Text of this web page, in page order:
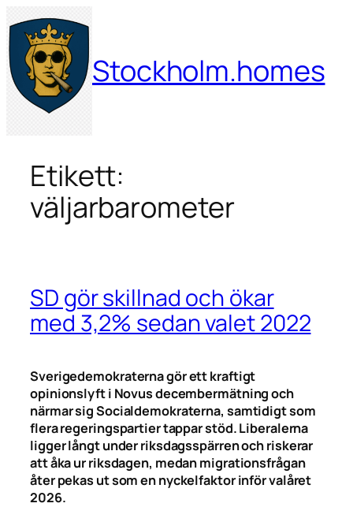
Hoppa
till
innehåll
Stockholm.homes
Etikett:
väljarbarometer
SD gör skillnad och ökar
med 3,2% sedan valet 2022
Sverigedemokraterna gör ett kraftigt
opinionslyft i Novus decembermätning och
närmar sig Socialdemokraterna, samtidigt som
flera regeringspartier tappar stöd. Liberalerna
ligger långt under riksdagsspärren och riskerar
att åka ur riksdagen, medan migrationsfrågan
åter pekas ut som en nyckelfaktor inför valåret
2026.